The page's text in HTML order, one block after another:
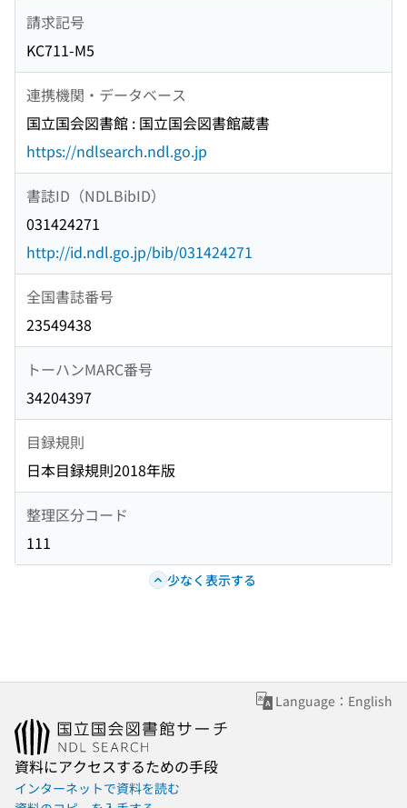
請求記号
KC711-M5
連携機関・データベース
国立国会図書館 : 国立国会図書館蔵書
https://ndlsearch.ndl.go.jp
書誌ID（NDLBibID）
031424271
http://id.ndl.go.jp/bib/031424271
全国書誌番号
23549438
トーハンMARC番号
34204397
目録規則
日本目録規則2018年版
整理区分コード
111
少なく表示する
Language：English
資料にアクセスするための手段
インターネットで資料を読む